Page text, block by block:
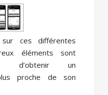
ces différentes
éléments sont
d’obtenir un
proche de son